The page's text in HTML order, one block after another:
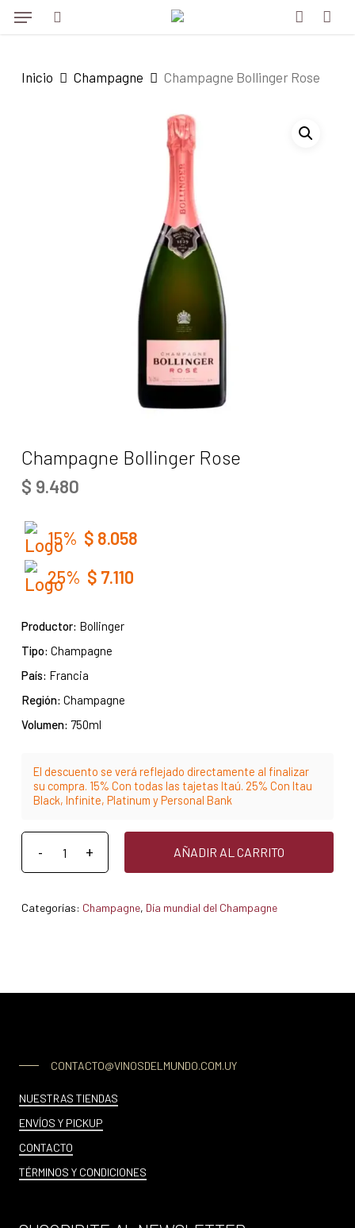
Skip
content
Menu
Inicio Champagne Champagne Bollinger Rose
Champagne Bollinger Rose
$ 9.480
15% $ 8.058
25% $ 7.110
Productor: Bollinger
Tipo: Champagne
País: Francia
Región: Champagne
Volumen: 750ml
El descuento se verá reflejado directamente al finalizar
su compra. 15% Con todas las tajetas Itaú. 25% Con Itau
Black, Infinite, Platinum y Personal Bank
AÑADIR AL CARRITO
Categorías: Champagne, Día mundial del Champagne
CONTACTO@VINOSDELMUNDO.COM.UY
NUESTRAS TIENDAS
ENVÍOS Y PICKUP
CONTACTO
TÉRMINOS Y CONDICIONES